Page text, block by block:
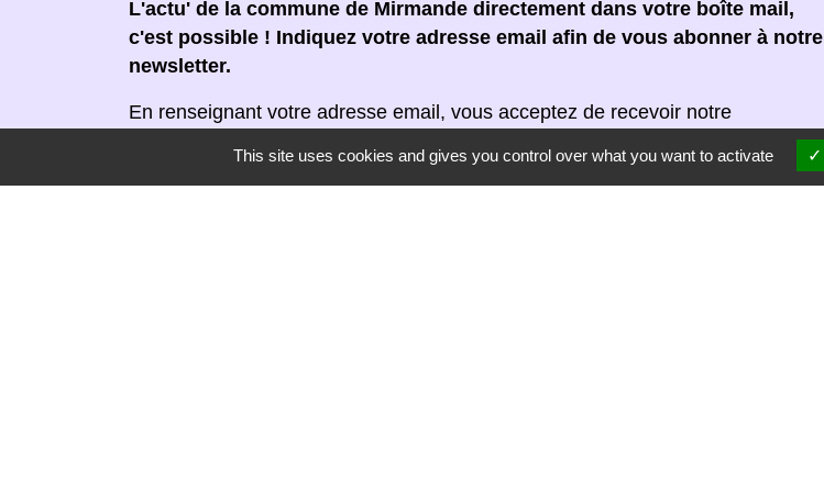
L'actu' de la commune de Mirmande directement dans votre boîte mail,
c'est possible ! Indiquez votre adresse email afin de vous abonner à notre
newsletter.
En renseignant votre adresse email, vous acceptez de recevoir notre
moment en cliquant dans un lien de désinscription dans chaque newsletter
This site uses cookies and gives you control over what you want to activate